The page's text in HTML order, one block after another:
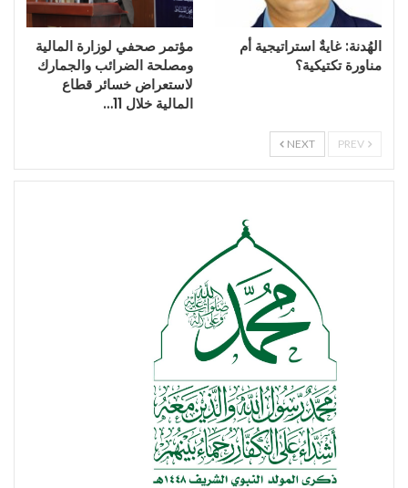
الهُدنة: غايةٌ استراتيجية أم
مناورة تكتيكية؟
مؤتمر صحفي لوزارة المالية
ومصلحة الضرائب والجمارك
لاستعراض خسائر قطاع
المالية خلال 11…
NEXT